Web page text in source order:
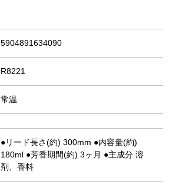
5904891634090
R8221
常温
●リード長さ(約) 300mm ●内容量(約)
180ml ●芳香期間(約) 3ヶ月 ●主成分 溶
剤、香料